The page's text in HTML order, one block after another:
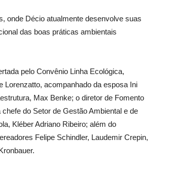
onde Décio atualmente desenvolve suas
das boas práticas ambientais
pelo Convênio Linha Ecológica,
Lorenzatto, acompanhado da esposa Ini
Max Benke; o diretor de Fomento
do Setor de Gestão Ambiental e de
Kléber Adriano Ribeiro; além do
Felipe Schindler, Laudemir Crepin,